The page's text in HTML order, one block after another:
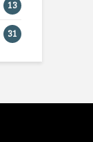
13
31